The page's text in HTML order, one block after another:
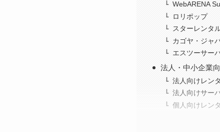
WebARENA
ロリポップ
スターレンタ
カゴヤ・ジャ
エスツーサー
法人・中小企業
法人向けレン
法人向けサー
個人向けレン